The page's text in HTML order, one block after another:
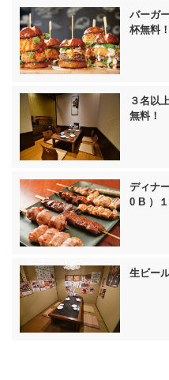
バーガ
杯無料！
３名以
無料！
ディナ
0 B ）
生ビー